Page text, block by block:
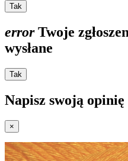
Tak
errorTwoje
wysłane
Tak
Napisz swoją opinię
×